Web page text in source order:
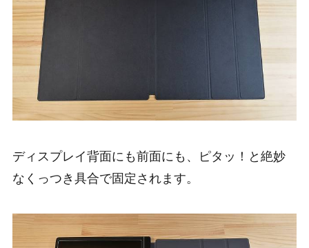
ディスプレイ背面にも前面にも、ピタッ！と絶妙
なくっつき具合で固定されます。